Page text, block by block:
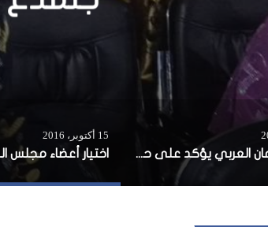
رئيس البرلمان العربي يؤكد على حق الشعب الفلسطيني في إقامة دولته المستقلة وعاصمتها مدينة القدس الشرقية
15 أكتوبر، 2016